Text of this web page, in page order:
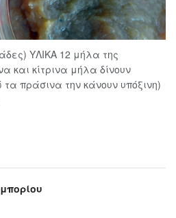
ΥΛΙΚΑ 12 μήλα της
και κίτρινα μήλα δίνουν
πράσινα την κάνουν υπόξινη)